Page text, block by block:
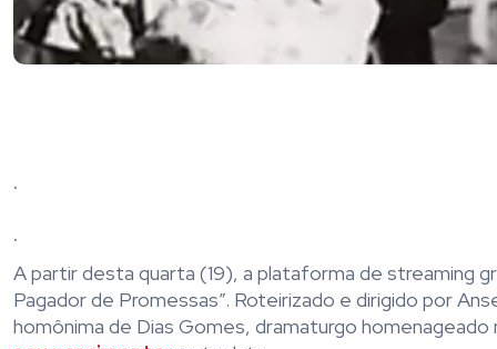
.
.
Apartir desta quarta (19), a plataforma de streaming
Pagador de Promessas”. Roteirizado e dirigido por
homônima de Dias Gomes, dramaturgo homenageado